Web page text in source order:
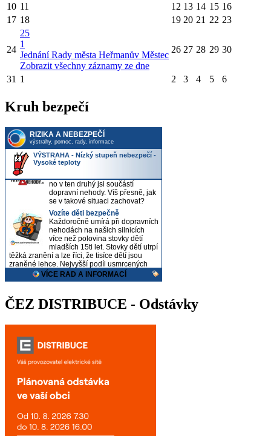
10 11 12 13 14 15 16
17 18 19 20 21 22 23
24
25
1
Jednání Rady města Heřmanův Městec
Zobrazit všechny záznamy ze dne
26 27 28 29 30
31 1 2 3 4 5 6
Kruh bezpečí
ČEZ DISTRIBUCE - Odstávky